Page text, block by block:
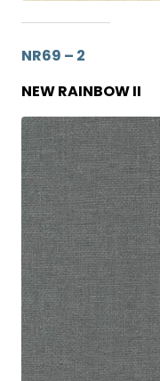
NR69 – 2
NEW RAINBOW II